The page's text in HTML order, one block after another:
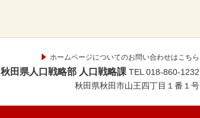
ホームページについてのお問い合わせはこちら
秋田県人口戦略部 人口戦略課 TEL 018-860-1232
秋田県秋田市山王四丁目１番１号